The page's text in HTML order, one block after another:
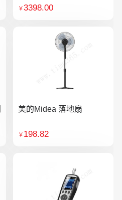
￥3398.00
美的Midea 落地扇
￥ 198.82